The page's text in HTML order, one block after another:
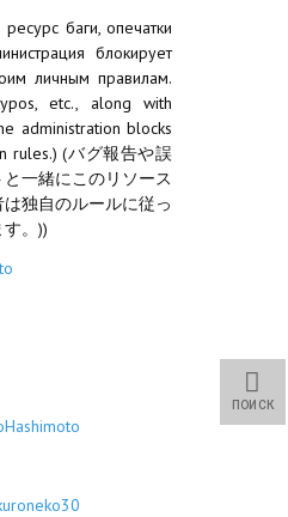
баги, опечатки
блокирует
личным правилам.
etc., along with
administration blocks
rules.) (バグ報告や誤
一緒にこのリソース
独自のルールに従っ
。))
ПОИСК